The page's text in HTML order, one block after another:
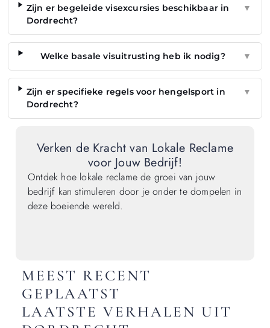
Zijn er begeleide visexcursies beschikbaar in
Dordrecht?
▼
Welke basale visuitrusting heb ik nodig? ▼
Zijn er specifieke regels voor hengelsport in
Dordrecht?
▼
Verken de Kracht van Lokale Reclame
voor Jouw Bedrijf!
Ontdek hoe lokale reclame de groei van jouw
bedrijf kan stimuleren door je onder te dompelen in
deze boeiende wereld.
MEEST RECENT
GEPLAATST
LAATSTE VERHALEN UIT